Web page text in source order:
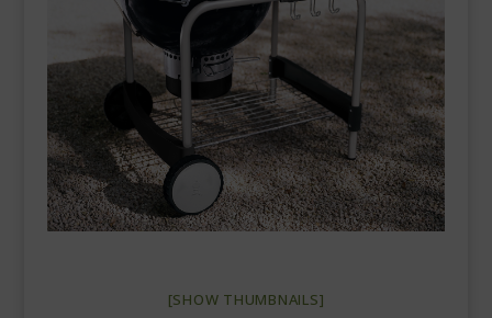
___________________________
VEURE EN CATALÀ
[SHOW THUMBNAILS]